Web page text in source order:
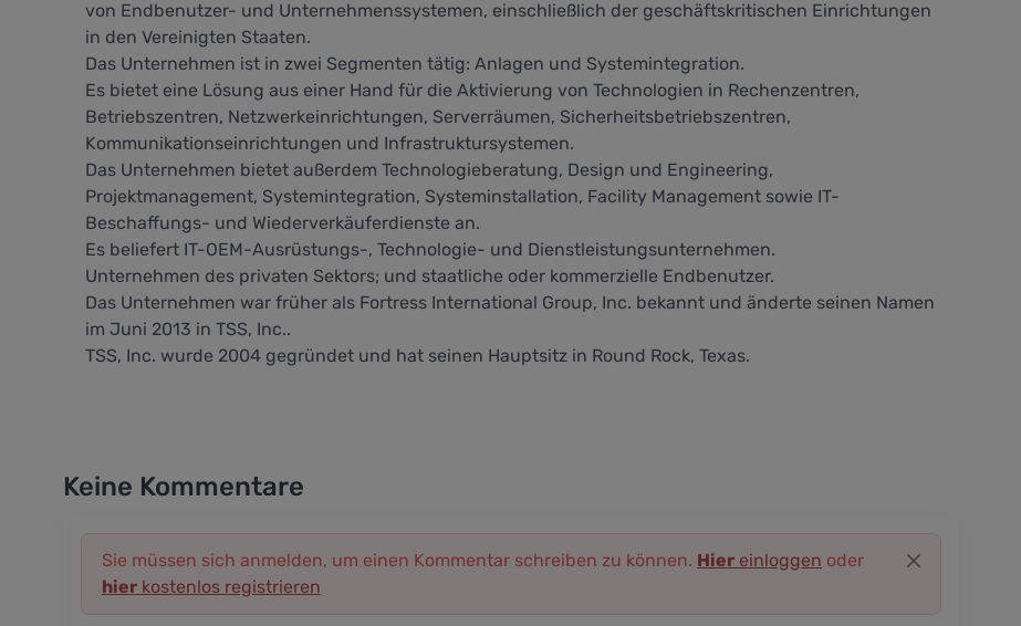
von Endbenutzer- und Unternehmenssystemen, einschließlich der geschäftskritischen Einrichtungen
in den Vereinigten Staaten.
Das Unternehmen ist in zwei Segmenten tätig: Anlagen und Systemintegration.
Es bietet eine Lösung aus einer Hand für die Aktivierung von Technologien in Rechenzentren,
Betriebszentren, Netzwerkeinrichtungen, Serverräumen, Sicherheitsbetriebszentren,
Kommunikationseinrichtungen und Infrastruktursystemen.
Das Unternehmen bietet außerdem Technologieberatung, Design und Engineering,
Projektmanagement, Systemintegration, Systeminstallation, Facility Management sowie IT-
Beschaffungs- und Wiederverkäuferdienste an.
Es beliefert IT-OEM-Ausrüstungs-, Technologie- und Dienstleistungsunternehmen.
Unternehmen des privaten Sektors; und staatliche oder kommerzielle Endbenutzer.
Das Unternehmen war früher als Fortress International Group, Inc. bekannt und änderte seinen Namen
im Juni 2013 in TSS, Inc..
TSS, Inc. wurde 2004 gegründet und hat seinen Hauptsitz in Round Rock, Texas.
Keine Kommentare
Sie müssen sich anmelden, um einen Kommentar schreiben zu können. Hier einloggen oder
hier kostenlos registrieren